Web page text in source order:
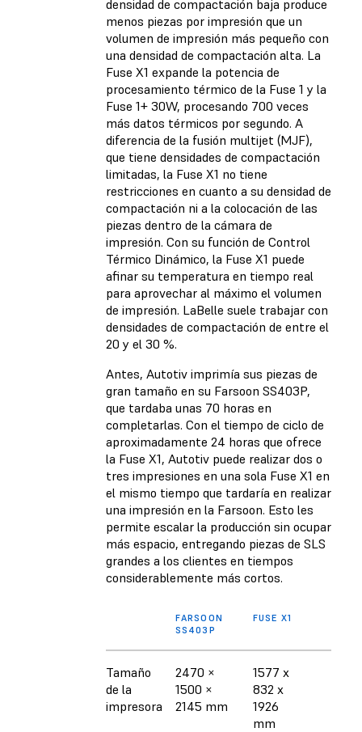
densidad de compactación baja produce
menos piezas por impresión que un
volumen de impresión más pequeño con
una densidad de compactación alta. La
Fuse X1 expande la potencia de
procesamiento térmico de la Fuse 1 y la
Fuse 1+ 30W, procesando 700 veces
más datos térmicos por segundo. A
diferencia de la fusión multijet (MJF),
que tiene densidades de compactación
limitadas, la Fuse X1 no tiene
restricciones en cuanto a su densidad de
compactación ni a la colocación de las
piezas dentro de la cámara de
impresión. Con su función de Control
Térmico Dinámico, la Fuse X1 puede
afinar su temperatura en tiempo real
para aprovechar al máximo el volumen
de impresión. LaBelle suele trabajar con
densidades de compactación de entre el
20 y el 30 %.
Antes, Autotiv imprimía sus piezas de
gran tamaño en su Farsoon SS403P,
que tardaba unas 70 horas en
completarlas. Con el tiempo de ciclo de
aproximadamente 24 horas que ofrece
la Fuse X1, Autotiv puede realizar dos o
tres impresiones en una sola Fuse X1 en
el mismo tiempo que tardaría en realizar
una impresión en la Farsoon. Esto les
permite escalar la producción sin ocupar
más espacio, entregando piezas de SLS
grandes a los clientes en tiempos
considerablemente más cortos.
FARSOON
SS403P
FUSE X1
Tamaño
de la
impresora
2470 ×
1500 ×
2145 mm
1577 x
832 x
1926
mm